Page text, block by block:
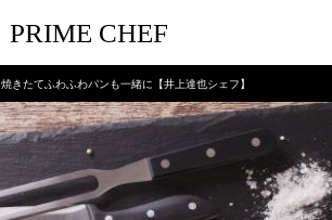
PRIME CHEF
焼きたてふわふわパンも一緒に【井上達也シェフ】